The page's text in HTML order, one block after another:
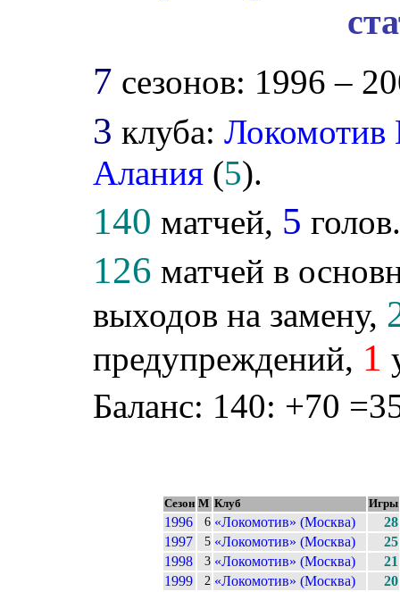
7 сезонов: 1996 –
3 клуба:
Алания (5).
140 матчей, 5
126 матчей в
выходов на замену,
предупреждений, 1
Баланс: 140: +70
Сезон М Клуб Игры
1996 6 «Локомотив» (Москва)
28
1997
5 «Локомотив» (Москва)
25
1998
3 «Локомотив» (Москва)
21
1999
2 «Локомотив» (Москва)
20